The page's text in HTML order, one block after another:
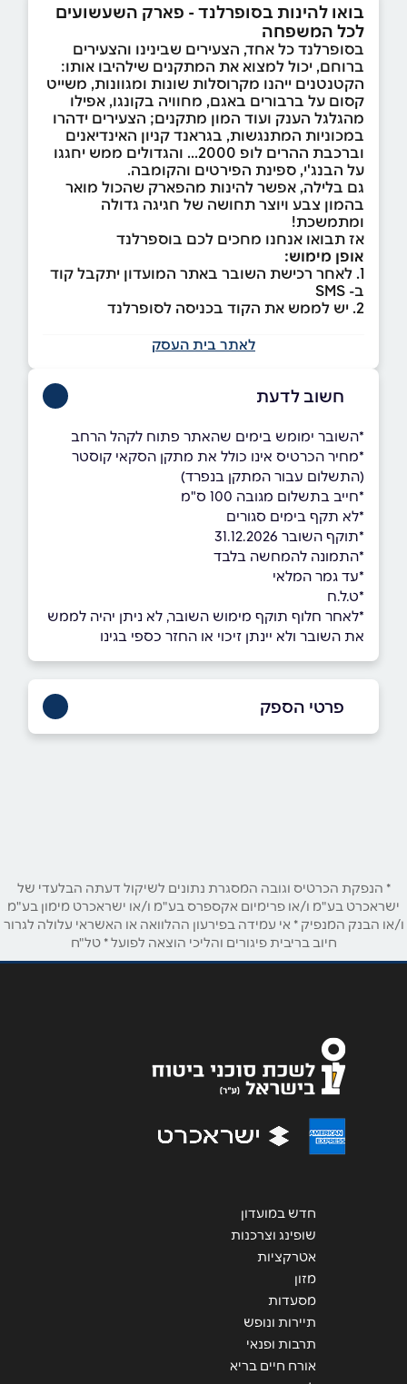
בואו להינות בסופרלנד - פארק השעשועים
לכל המשפחה
בסופרלנד כל אחד, הצעירים שבינינו והצעירים
ברוחם, יכול למצוא את המתקנים שילהיבו אותו:
הקטנטנים ייהנו מקרוסלות שונות ומגוונות, משייט
קסום על ברבורים באגם, מחוויה בקונגו, אפילו
מהגלגל הענק ועוד המון מתקנים; הצעירים ידהרו
במכוניות המתנגשות, בגראנד קניון האינדיאנים
וברכבת ההרים לופ 2000... והגדולים ממש יחגגו
על הבנג'י, ספינת הפירטים והקומבה.
גם בלילה, אפשר להינות מהפארק שהכול מואר
בהמון צבע ויוצר תחושה של חגיגה גדולה
ומתמשכת!
אז תבואו אנחנו מחכים לכם בוספרלנד
אופן מימוש:
1. לאחר רכישת השובר באתר המועדון יתקבל קוד
ב- SMS
2. יש לממש את הקוד בכניסה לסופרלנד
לאתר בית העסק
חשוב לדעת
*השובר ימומש בימים שהאתר פתוח לקהל הרחב
*מחיר הכרטיס אינו כולל את מתקן הסקאי קוסטר
(התשלום עבור המתקן בנפרד)
*חייב בתשלום מגובה 100 ס"מ
*לא תקף בימים סגורים
*תוקף השובר 31.12.2026
*התמונה להמחשה בלבד
*עד גמר המלאי
*ט.ל.ח
*לאחר חלוף תוקף מימוש השובר, לא ניתן יהיה לממש
את השובר ולא יינתן זיכוי או החזר כספי בגינו
פרטי הספק
שם מלא*
טלפון*
נושא
אנא חזרו אלי בקשר ל...
הודעה*
* הנפקת הכרטיס וגובה המסגרת נתונים לשיקול דעתה הבלעדי של
ישראכרט בע"מ ו/או פרימיום אקספרס בע"מ ו/או ישראכרט מימון בע"מ
ו/או הבנק המנפיק * אי עמידה בפירעון ההלוואה או האשראי עלולה לגרור
חיוב בריבית פיגורים והליכי הוצאה לפועל * טל"ח
חדש במועדון
שופינג וצרכנות
אטרקציות
מזון
מסעדות
תיירות ונופש
תרבות ופנאי
אורח חיים בריא